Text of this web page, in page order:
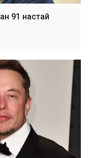
91 настай